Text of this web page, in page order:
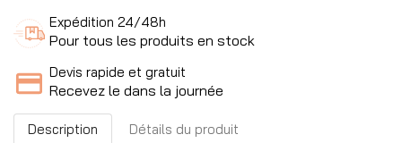
Expédition 24/48h
Pour tous les produits en stock
Devis rapide et gratuit
Recevez le dans la journée
Description Détails du produit